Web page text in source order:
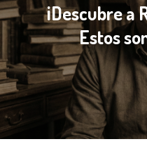
¡Descubre a
Estos